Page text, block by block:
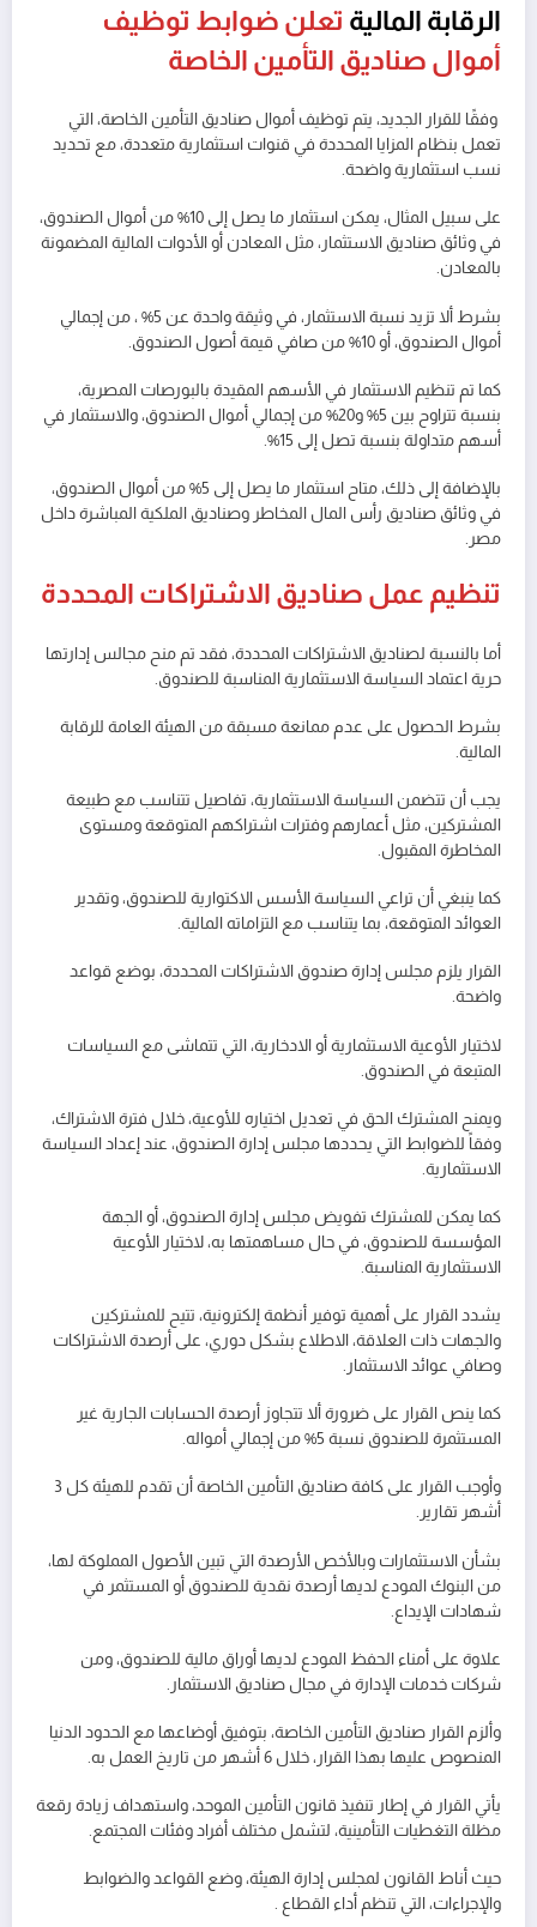
الرقابة المالية تعلن ضوابط توظيف
أموال صناديق التأمين الخاصة
وفقًا للقرار الجديد، يتم توظيف أموال صناديق التأمين الخاصة، التي
تعمل بنظام المزايا المحددة في قنوات استثمارية متعددة، مع تحديد
نسب استثمارية واضحة.
على سبيل المثال، يمكن استثمار ما يصل إلى 10% من أموال الصندوق،
في وثائق صناديق الاستثمار، مثل المعادن أو الأدوات المالية المضمونة
بالمعادن.
بشرط ألا تزيد نسبة الاستثمار، في وثيقة واحدة عن 5% ، من إجمالي
أموال الصندوق، أو 10% من صافي قيمة أصول الصندوق.
كما تم تنظيم الاستثمار في الأسهم المقيدة بالبورصات المصرية،
بنسبة تتراوح بين 5% و20% من إجمالي أموال الصندوق، والاستثمار في
أسهم متداولة بنسبة تصل إلى 15%.
بالإضافة إلى ذلك، متاح استثمار ما يصل إلى 5% من أموال الصندوق،
في وثائق صناديق رأس المال المخاطر وصناديق الملكية المباشرة داخل
مصر.
تنظيم عمل صناديق الاشتراكات المحددة
أما بالنسبة لصناديق الاشتراكات المحددة، فقد تم منح مجالس إدارتها
حرية اعتماد السياسة الاستثمارية المناسبة للصندوق.
بشرط الحصول على عدم ممانعة مسبقة من الهيئة العامة للرقابة
المالية.
يجب أن تتضمن السياسة الاستثمارية، تفاصيل تتناسب مع طبيعة
المشتركين، مثل أعمارهم وفترات اشتراكهم المتوقعة ومستوى
المخاطرة المقبول.
كما ينبغي أن تراعي السياسة الأسس الاكتوارية للصندوق، وتقدير
العوائد المتوقعة، بما يتناسب مع التزاماته المالية.
القرار يلزم مجلس إدارة صندوق الاشتراكات المحددة، بوضع قواعد
واضحة.
لاختيار الأوعية الاستثمارية أو الادخارية، التي تتماشى مع السياسات
المتبعة في الصندوق.
ويمنح المشترك الحق في تعديل اختياره للأوعية، خلال فترة الاشتراك،
وفقاً للضوابط التي يحددها مجلس إدارة الصندوق، عند إعداد السياسة
الاستثمارية.
كما يمكن للمشترك تفويض مجلس إدارة الصندوق، أو الجهة
المؤسسة للصندوق، في حال مساهمتها به، لاختيار الأوعية
الاستثمارية المناسبة.
يشدد القرار على أهمية توفير أنظمة إلكترونية، تتيح للمشتركين
والجهات ذات العلاقة، الاطلاع بشكل دوري، على أرصدة الاشتراكات
وصافي عوائد الاستثمار.
كما ينص القرار على ضرورة ألا تتجاوز أرصدة الحسابات الجارية غير
المستثمرة للصندوق نسبة 5% من إجمالي أمواله.
وأوجب القرار على كافة صناديق التأمين الخاصة أن تقدم للهيئة كل 3
أشهر تقارير.
بشأن الاستثمارات وبالأخص الأرصدة التي تبين الأصول المملوكة لها،
من البنوك المودع لديها أرصدة نقدية للصندوق أو المستثمر في
شهادات الإيداع.
علاوة على أمناء الحفظ المودع لديها أوراق مالية للصندوق، ومن
شركات خدمات الإدارة في مجال صناديق الاستثمار.
وألزم القرار صناديق التأمين الخاصة، بتوفيق أوضاعها مع الحدود الدنيا
المنصوص عليها بهذا القرار، خلال 6 أشهر من تاريخ العمل به.
يأتي القرار في إطار تنفيذ قانون التأمين الموحد، واستهداف زيادة رقعة
مظلة التغطيات التأمينية، لتشمل مختلف أفراد وفئات المجتمع.
حيث أناط القانون لمجلس إدارة الهيئة، وضع القواعد والضوابط
والإجراءات، التي تنظم أداء القطاع .